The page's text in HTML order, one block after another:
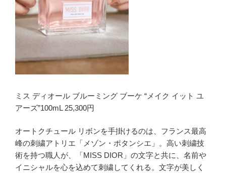
ミス ディオール ブルーミング ブーケ “メイク イット ユ
アーズ”100mL 25,300円
オートクチュール リボンを手掛けるのは、フランス最高
峰の刺繍アトリエ「メゾン・ポタンシエ」。高い刺繍技
術を持つ職人が、「MISS DIOR」の文字と共に、名前や
イニシャルを心を込めて刺繍してくれる。文字が美しく